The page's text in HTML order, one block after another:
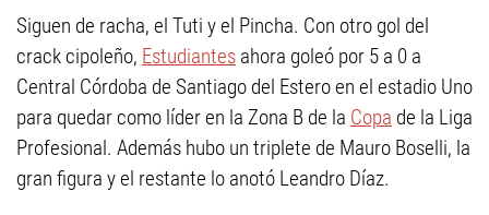
Siguen de racha, el Tuti y el Pincha. Con otro gol del
crack cipoleño, Estudiantes ahora goleó por 5 a 0 a
Central Córdoba de Santiago del Estero en el estadio Uno
para quedar como líder en la Zona B de la Copa de la Liga
Profesional. Además hubo un triplete de Mauro Boselli, la
gran figura y el restante lo anotó Leandro Díaz.